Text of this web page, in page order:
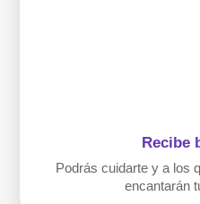
Recibe
Podrás cuidarte y a los
encantarán